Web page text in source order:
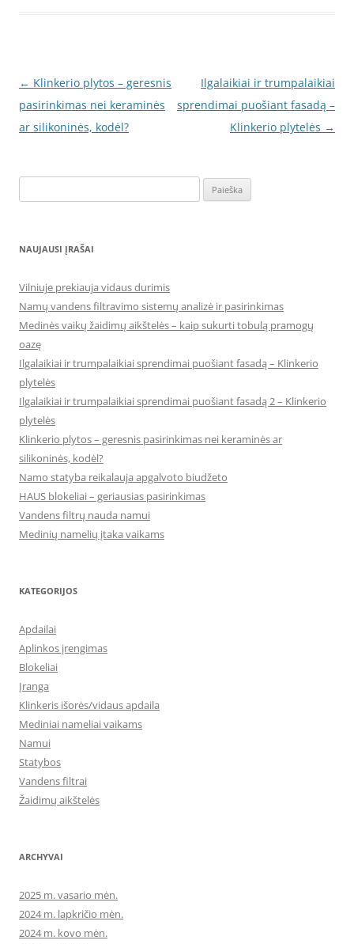
Įrašo
navigacija
← Klinkerio plytos – geresnis
pasirinkimas nei keraminės
ar silikoninės, kodėl?
Ilgalaikiai ir trumpalaikiai
sprendimai puošiant fasadą –
Klinkerio plytelės →
NAUJAUSI ĮRAŠAI
Vilniuje prekiauja vidaus durimis
Namų vandens filtravimo sistemų analizė ir pasirinkimas
Medinės vaikų žaidimų aikštelės – kaip sukurti tobulą pramogų
oazę
Ilgalaikiai ir trumpalaikiai sprendimai puošiant fasadą – Klinkerio
plytelės
Ilgalaikiai ir trumpalaikiai sprendimai puošiant fasadą 2 – Klinkerio
plytelės
Klinkerio plytos – geresnis pasirinkimas nei keraminės ar
silikoninės, kodėl?
Namo statyba reikalauja apgalvoto biudžeto
HAUS blokeliai – geriausias pasirinkimas
Vandens filtrų nauda namui
Medinių namelių įtaka vaikams
KATEGORIJOS
Apdailai
Aplinkos įrengimas
Blokeliai
Įranga
Klinkeris išorės/vidaus apdaila
Mediniai nameliai vaikams
Namui
Statybos
Vandens filtrai
Žaidimų aikštelės
ARCHYVAI
2025 m. vasario mėn.
2024 m. lapkričio mėn.
2024 m. kovo mėn.